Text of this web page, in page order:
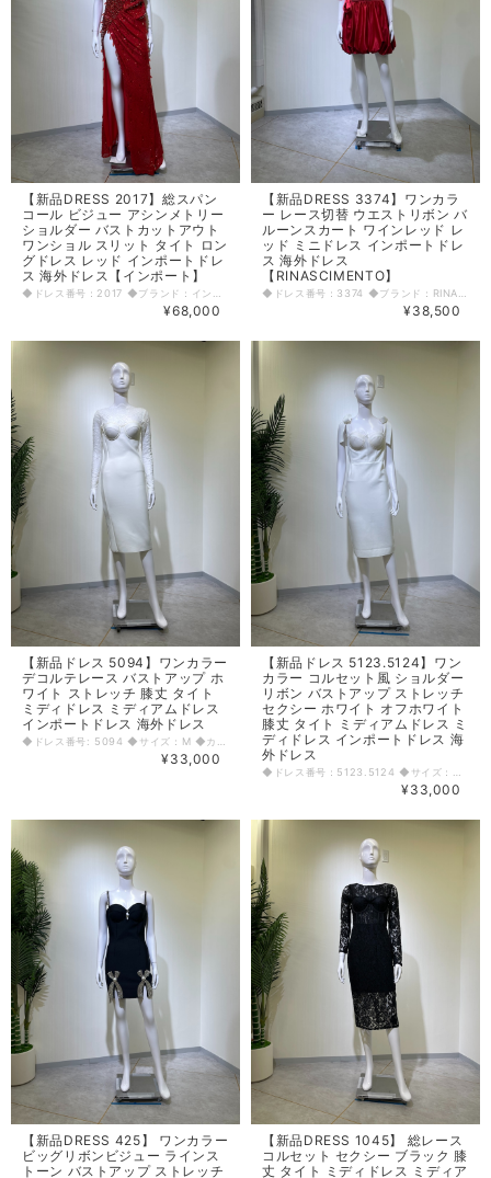
【新品DRESS 2017】総スパン
コール ビジュー アシンメトリー
ショルダー バストカットアウト
ワンショル スリット タイト ロン
グドレス レッド インポートドレ
ス 海外ドレス【インポート】
¥68,000
【新品DRESS 3374】ワンカラ
ー レース切替 ウエストリボン バ
ルーンスカート ワインレッド レ
ッド ミニドレス インポートドレ
ス 海外ドレス
【RINASCIMENTO】
¥38,500
【新品ドレス 5094】ワンカラー
デコルテレース バストアップ ホ
ワイト ストレッチ 膝丈 タイト
ミディドレス ミディアムドレス
インポートドレス 海外ドレス
¥33,000
【新品ドレス 5123.5124】ワン
カラー コルセット風 ショルダー
リボン バストアップ ストレッチ
セクシー ホワイト オフホワイト
膝丈 タイト ミディアムドレス ミ
ディドレス インポートドレス 海
外ドレス
¥33,000
【新品DRESS 425】 ワンカラー
ビッグリボンビジュー ラインス
トーン バストアップ ストレッチ
【新品DRESS 1045】 総レース
コルセット セクシー ブラック 膝
丈 タイト ミディドレス ミディア